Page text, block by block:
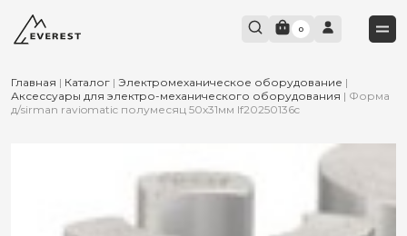
0
Главная | Каталог | Электромеханическое оборудование |
Аксессуары для электро-механического оборудования | Форма
д/sirman raviomatic полумесяц 50х31мм lf20250136c